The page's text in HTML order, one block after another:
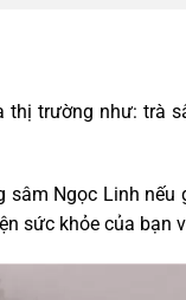
thị trường như: trà
Ngọc Linh nếu
sức khỏe của bạn